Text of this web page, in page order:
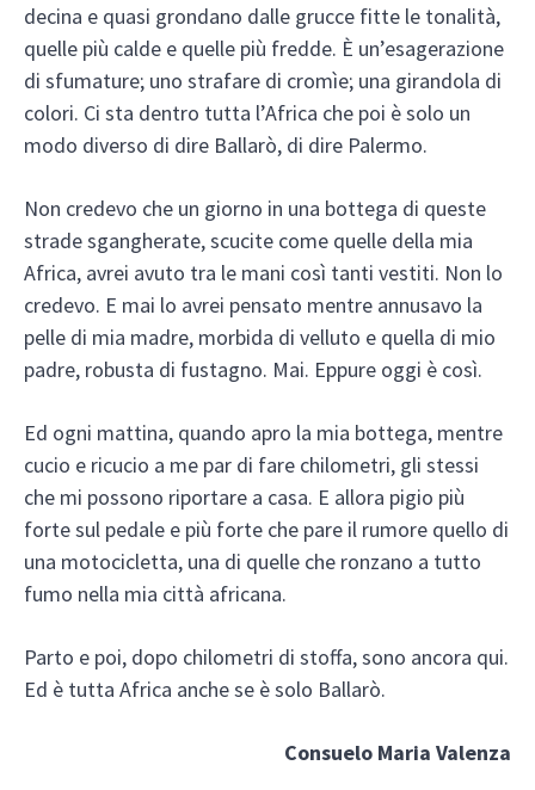
decina e quasi grondano dalle grucce fitte le tonalità,
quelle più calde e quelle più fredde. È un’esagerazione
di sfumature; uno strafare di cromìe; una girandola di
colori. Ci sta dentro tutta l’Africa che poi è solo un
modo diverso di dire Ballarò, di dire Palermo.
Non credevo che un giorno in una bottega di queste
strade sgangherate, scucite come quelle della mia
Africa, avrei avuto tra le mani così tanti vestiti. Non lo
credevo. E mai lo avrei pensato mentre annusavo la
pelle di mia madre, morbida di velluto e quella di mio
padre, robusta di fustagno. Mai. Eppure oggi è così.
Ed ogni mattina, quando apro la mia bottega, mentre
cucio e ricucio a me par di fare chilometri, gli stessi
che mi possono riportare a casa. E allora pigio più
forte sul pedale e più forte che pare il rumore quello di
una motocicletta, una di quelle che ronzano a tutto
fumo nella mia città africana.
Parto e poi, dopo chilometri di stoffa, sono ancora qui.
Ed è tutta Africa anche se è solo Ballarò.
Consuelo Maria Valenza